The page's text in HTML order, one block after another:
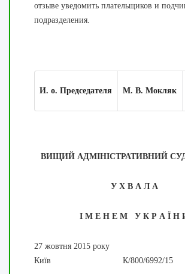
отзыве уведомить плательщиков и
подразделения.
И. о. Председателя М. В. Мокляк
ВИЩИЙ АДМІНІСТРАТИВНИЙ
У Х В А Л А
І М Е Н Е М У К Р А Ї Н
27 жовтня 2015 року
Київ К/800/6992/15